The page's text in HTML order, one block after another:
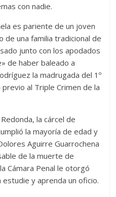
con nadie.
es pariente de un joven
de una familia tradicional de
junto con los apodados
de haber baleado a
la madrugada del 1º
al Triple Crimen de la
la cárcel de
la mayoría de edad y
Aguirre Guarrochena
de la muerte de
Cámara Penal le otorgó
y aprenda un oficio.